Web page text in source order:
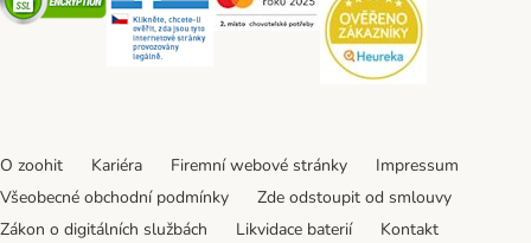
O zoohit Kariéra Firemní webové stránky
Impressum
Všeobecné obchodní podmínky
Zde odstoupit od smlouvy
Zákon o digitálních službách
Likvidace baterií Kontakt